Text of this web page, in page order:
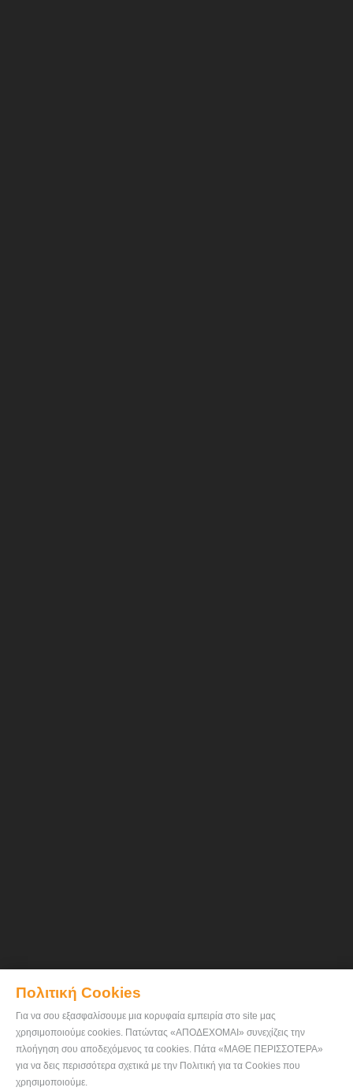
Πολιτική Cookies
Για να σου εξασφαλίσουμε μια κορυφαία εμπειρία στο site μας
χρησιμοποιούμε cookies. Πατώντας «ΑΠΟΔΕΧΟΜΑΙ» συνεχίζεις την
πλοήγηση σου αποδεχόμενος τα cookies. Πάτα «ΜΑΘΕ ΠΕΡΙΣΣΟΤΕΡΑ»
για να δεις περισσότερα σχετικά με την Πολιτική για τα Cookies που
χρησιμοποιούμε.